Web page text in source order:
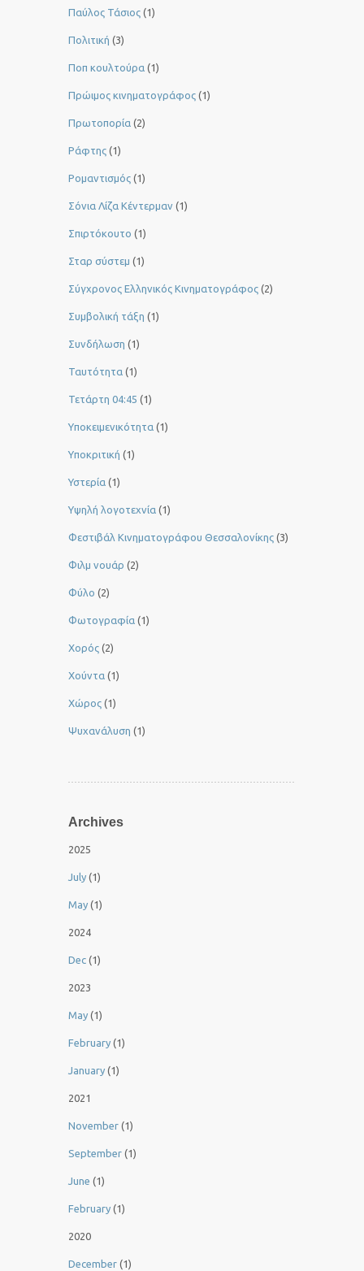
Παύλος Τάσιος (1)
Πολιτική (3)
Ποπ κουλτούρα (1)
Πρώιμος κινηματογράφος (1)
Πρωτοπορία (2)
Ράφτης (1)
Ρομαντισμός (1)
Σόνια Λίζα Κέντερμαν (1)
Σπιρτόκουτο (1)
Σταρ σύστεμ (1)
Σύγχρονος Ελληνικός Κινηματογράφος (2)
Συμβολική τάξη (1)
Συνδήλωση (1)
Ταυτότητα (1)
Τετάρτη 04:45 (1)
Υποκειμενικότητα (1)
Υποκριτική (1)
Υστερία (1)
Yψηλή λογοτεχνία (1)
Φεστιβάλ Κινηματογράφου Θεσσαλονίκης (3)
Φιλμ νουάρ (2)
Φύλο (2)
Φωτογραφία (1)
Χορός (2)
Χούντα (1)
Χώρος (1)
Ψυχανάλυση (1)
Archives
2025
July (1)
May (1)
2024
Dec (1)
2023
May (1)
February (1)
January (1)
2021
November (1)
September (1)
June (1)
February (1)
2020
December (1)